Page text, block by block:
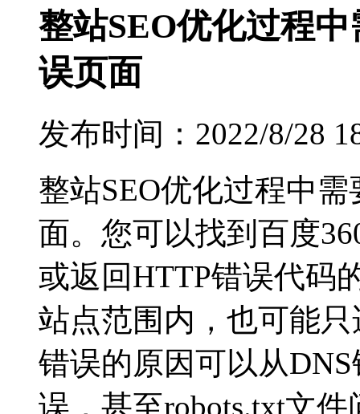
整站SEO优化过程
误页面
发布时间：2022/8/28
整站SEO优化过程中
面。您可以找到百度
或返回HTTP错误代码
站点范围内，也可能
错误的原因可以从
误，甚至robots.txt文